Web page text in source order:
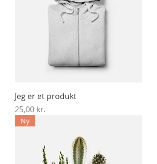
Jeg er et produkt
Pris
25,00 kr.
Ny